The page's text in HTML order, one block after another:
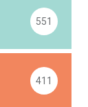
551
411